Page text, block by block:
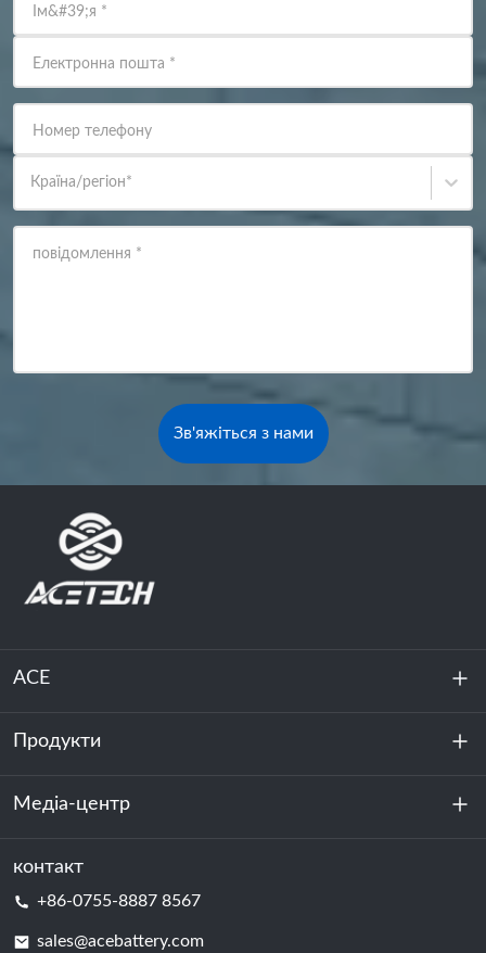
Ім&#39;я *
Електронна пошта *
Номер телефону
Країна/регіон*
повідомлення *
Зв'яжіться з нами
ACE
Про нас
Стійкість
Продукти
Зберігання енергії
Центр обробки даних та серверна кімната
Медіа-центр
Новини
контакт
+86-0755-8887 8567
sales@acebattery.com